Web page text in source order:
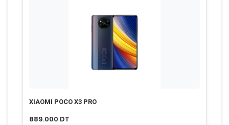
XIAOMI POCO X3 PRO
889.000 DT